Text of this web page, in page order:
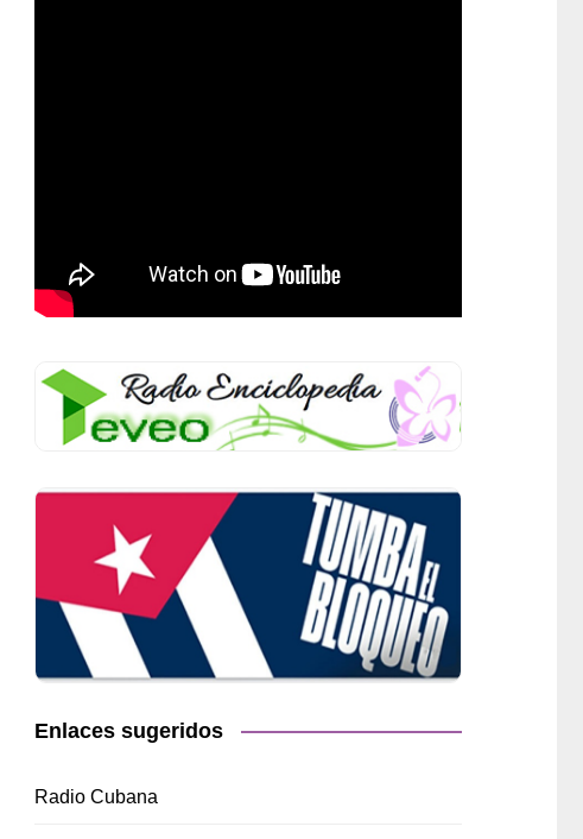
Enlaces sugeridos
Radio Cubana